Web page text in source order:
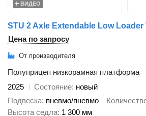
ВИДЕО
STU 2 Axle Extendable Low Loader
Цена по запросу
От производителя
Полуприцеп низкорамная платформа
2025
Состояние новый
Подвеска пневмо/пневмо
Высота седла 1 300 мм